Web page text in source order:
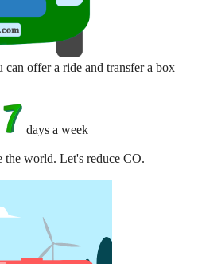
can offer a ride and transfer a box
days a week
the world. Let's reduce CO.